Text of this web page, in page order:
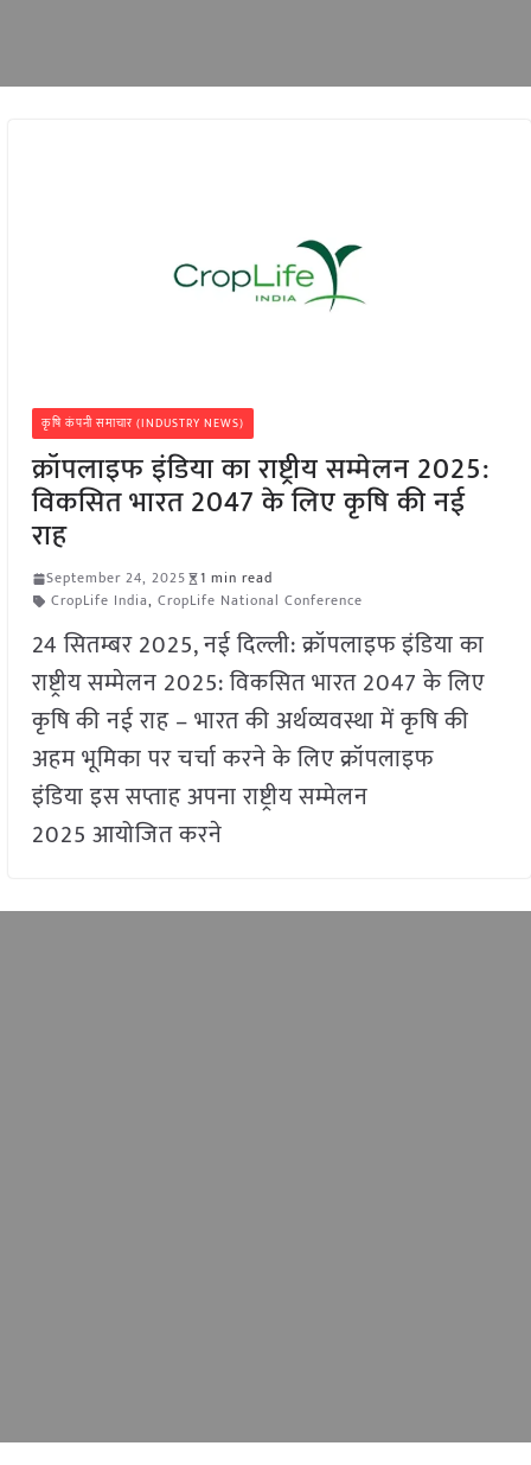
कृषि कंपनी समाचार (INDUSTRY NEWS)
क्रॉपलाइफ इंडिया का राष्ट्रीय सम्मेलन 2025:
विकसित भारत 2047 के लिए कृषि की नई
राह
September 24, 2025
1 min read
CropLife India, CropLife National Conference
24 सितम्बर 2025, नई दिल्ली: क्रॉपलाइफ इंडिया का
राष्ट्रीय सम्मेलन 2025: विकसित भारत 2047 के लिए
कृषि की नई राह – भारत की अर्थव्यवस्था में कृषि की
अहम भूमिका पर चर्चा करने के लिए क्रॉपलाइफ
इंडिया इस सप्ताह अपना राष्ट्रीय सम्मेलन
2025 आयोजित करने